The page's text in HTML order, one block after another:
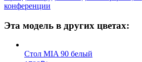
конференции
Эта модель в других цветах:
Стол MIA 90 белый